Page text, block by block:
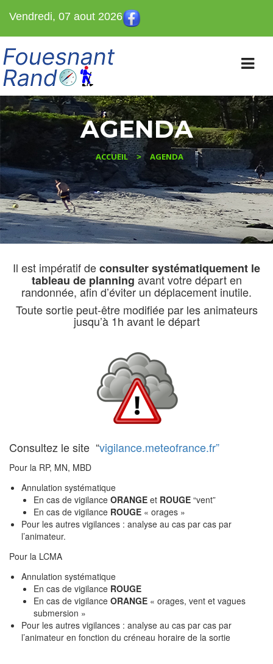
Vendredi, 07 aout 2026
AGENDA
ACCUEIL > AGENDA
Il est impératif deconsulter systématiquement le
tableau de planning avant votre départ en
randonnée, afin d’éviter un déplacement inutile.
Toute sortie peut-être modifiée par les animateurs
jusqu’à 1h avant le départ
Consultez le site “vigilance.meteofrance.fr”
Pour la RP, MN, MBD
Annulation systématique
En cas de vigilance ORANGE et ROUGE “vent”
En cas de vigilance ROUGE « orages »
Pour les autres vigilances : analyse au cas par cas par
l’animateur.
Pour la LCMA
Annulation systématique
En cas de vigilance ROUGE
En cas de vigilance ORANGE « orages, vent et vagues
submersion »
Pour les autres vigilances : analyse au cas par cas par
l’animateur en fonction du créneau horaire de la sortie